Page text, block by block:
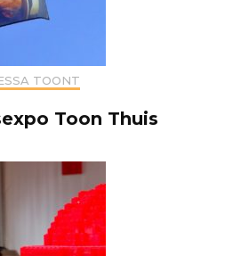
TOONT
Toon Thuis